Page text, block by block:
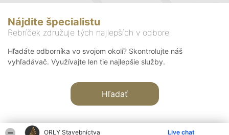
ORLY Stavebníctva Live chat
Nájdite špecialistu
Rebríček združuje tých najlepších v odbore
Hľadáte odborníka vo svojom okolí? Skontrolujte náš
vyhľadávač. Využívajte len tie najlepšie služby.
Hľadať